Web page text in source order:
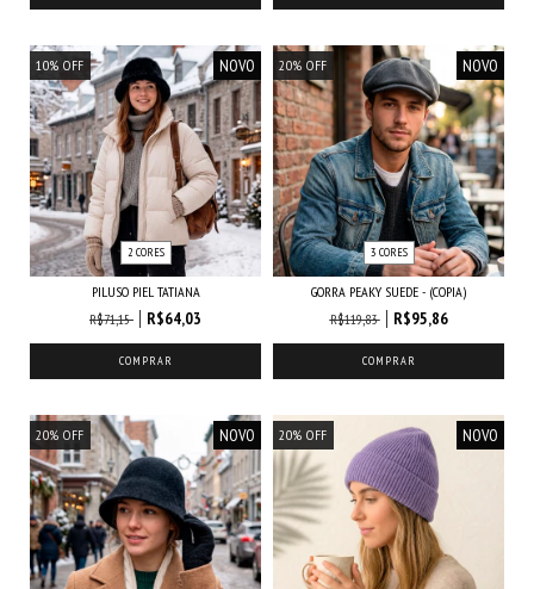
10% OFF NOVO
2 CORES
PILUSO PIEL TATIANA
R$71,15
R$64,03
COMPRAR
20% OFF NOVO
3 CORES
GORRA PEAKY SUEDE - (COPIA)
R$119,83
R$95,86
COMPRAR
20% OFF NOVO 20% OFF NOVO